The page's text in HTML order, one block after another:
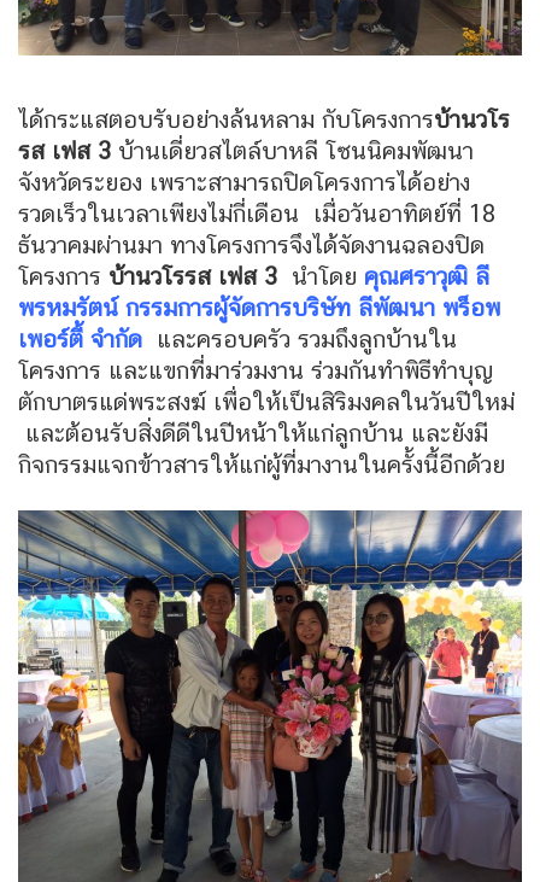
ได้กระแสตอบรับอย่างล้นหลาม กับโครงการบ้านวโร
รส เฟส 3 บ้านเดี่ยวสไตล์บาหลี โซนนิคมพัฒนา
จังหวัดระยอง เพราะสามารถปิดโครงการได้อย่าง
รวดเร็วในเวลาเพียงไม่กี่เดือน เมื่อวันอาทิตย์ที่ 18
ธันวาคมผ่านมา ทางโครงการจึงได้จัดงานฉลองปิด
โครงการ บ้านวโรรส เฟส 3 นำโดย คุณศราวุฒิ ลี
พรหมรัตน์ กรรมการผู้จัดการบริษัท ลีพัฒนา พร็อพ
เพอร์ตี้ จำกัด และครอบครัว รวมถึงลูกบ้านใน
โครงการ และแขกที่มาร่วมงาน ร่วมกันทำพิธีทำบุญ
ตักบาตรแด่พระสงฆ์ เพื่อให้เป็นสิริมงคลในวันปีใหม่
และต้อนรับสิ่งดีดีในปีหน้าให้แก่ลูกบ้าน และยังมี
กิจกรรมแจกข้าวสารให้แก่ผู้ที่มางานในครั้งนี้อีกด้วย